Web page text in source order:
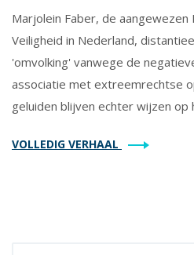
Marjolein Faber, de aangewezen
Veiligheid in Nederland,
'omvolking' vanwege de
associatie met extreemrechtse
geluiden blijven echter wijzen op
overtuigingen en de mogelijke
VOLLEDIG VERHAAL